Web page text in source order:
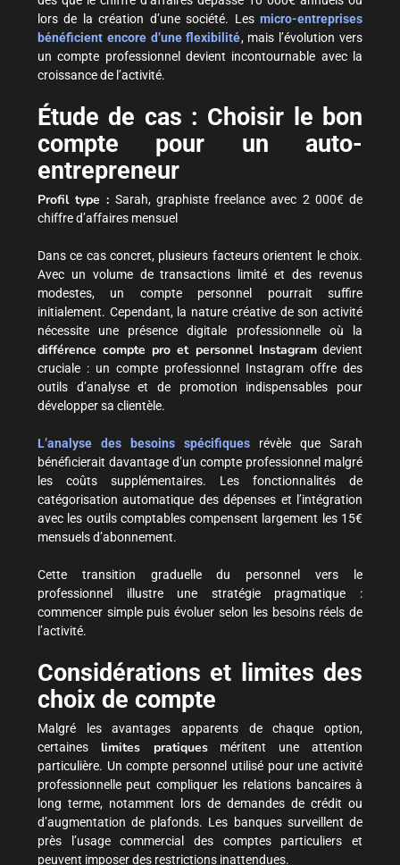
lors de la création d’une société. Lesmicro-entreprises
bénéficient encore d’une flexibilité, mais l’évolution vers
un compte professionnel devient incontournable avec la
croissance de l’activité.
Étude de cas : Choisir le bon
compte pour un auto-
entrepreneur
Profil type : Sarah, graphiste freelance avec 2 000€ de
chiffre d’affaires mensuel
Dans ce cas concret, plusieurs facteurs orientent le choix.
Avec un volume de transactions limité et des revenus
modestes, un compte personnel pourrait suffire
initialement. Cependant, la nature créative de son activité
nécessite une présence digitale professionnelle où la
différence compte pro et personnel Instagramdevient
cruciale : un compte professionnel Instagram offre des
outils d’analyse et de promotion indispensables pour
développer sa clientèle.
L’analyse des besoins spécifiques révèle que Sarah
bénéficierait davantage d’un compte professionnel malgré
les coûts supplémentaires. Les fonctionnalités de
catégorisation automatique des dépenses et l’intégration
avec les outils comptables compensent largement les 15€
mensuels d’abonnement.
Cette transition graduelle du personnel vers le
professionnel illustre une stratégie pragmatique :
commencer simple puis évoluer selon les besoins réels de
l’activité.
Considérations et limites des
choix de compte
Malgré les avantages apparents de chaque option,
certaines limites pratiquesméritent une attention
particulière. Un compte personnel utilisé pour une activité
professionnelle peut compliquer les relations bancaires à
long terme, notamment lors de demandes de crédit ou
d’augmentation de plafonds. Les banques surveillent de
près l’usage commercial des comptes particuliers et
peuvent imposer des restrictions inattendues.